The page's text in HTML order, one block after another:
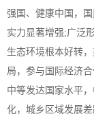
强国、健康中国，
实力显著增强;广泛
生态环境根本好转
局，参与国际经济
中等发达国家水平
化，城乡区域发展